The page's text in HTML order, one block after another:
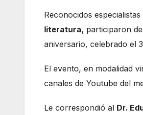
Reconocidos
literatura, participaron
aniversario, celebrado el
El evento, en modalidad
canales de Youtube del
Le correspondió al Dr.